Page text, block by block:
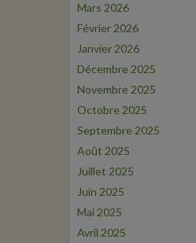
Mars 2026
Février 2026
Janvier 2026
Décembre 2025
Novembre 2025
Octobre 2025
Septembre 2025
Août 2025
Juillet 2025
Juin 2025
Mai 2025
Avril 2025